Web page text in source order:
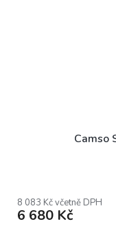
Camso
8 083 Kč včetně DPH
6 680 Kč